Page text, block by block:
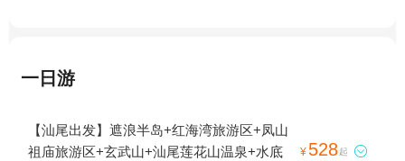
一日游
【汕尾出发】遮浪半岛+红海湾旅游区+凤山
祖庙旅游区+玄武山+汕尾莲花山温泉+水底
¥ 528起 